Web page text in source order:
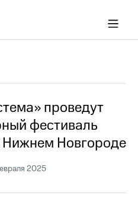
проведут
фестиваль
Новгороде
2025